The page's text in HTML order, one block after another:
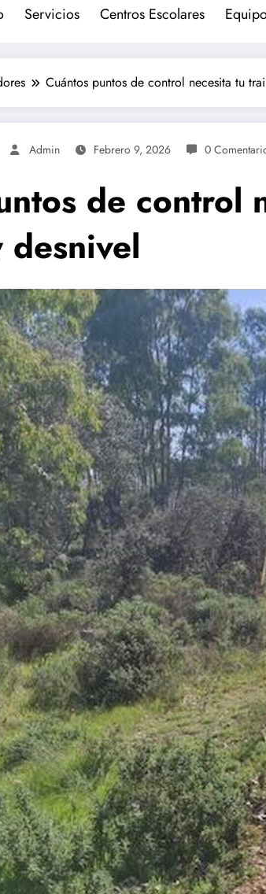
Servicios Centros Escolares
Cuántos puntos de control necesita tu
Admin Febrero 9, 2026 0
de
desnivel